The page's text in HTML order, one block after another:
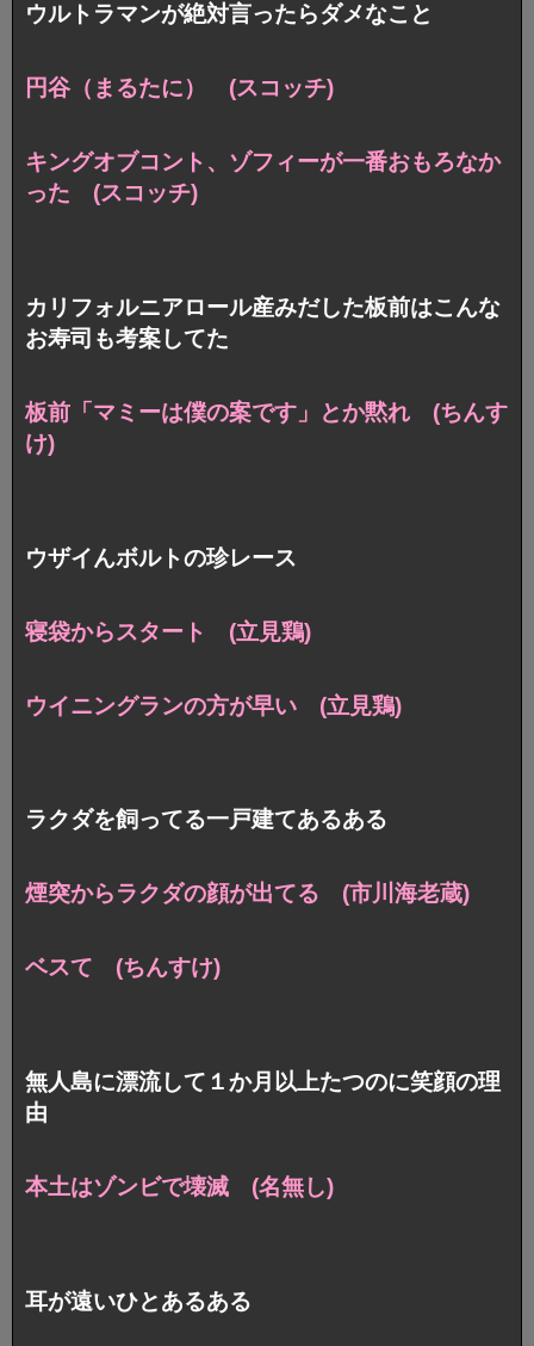
ウルトラマンが絶対言ったらダメなこと
円谷（まるたに） (スコッチ)
キングオブコント、 ゾフィーが一番おもろなか
った (スコッチ)
カリフォルニアロール産みだした板前はこんな
お寿司も考案してた
板前「マミーは僕の案です」とか黙れ (ちんす
け)
ウザイんボルトの珍レース
寝袋からスタート (立見鶏)
ウイニングランの方が早い (立見鶏)
ラクダを飼ってる一戸建てあるある
煙突からラクダの顔が出てる (市川海老蔵)
ベスて (ちんすけ)
無人島に漂流して１か月以上たつのに笑顔の理
由
本土はゾンビで壊滅 (名無し)
耳が遠いひとあるある